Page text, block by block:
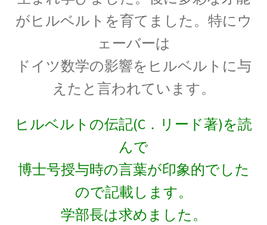
【ドップラー効果を定式化したオーストリア
人】
D・J・ボーム
E・O・ローレンス
【サイクロトロンを発明し人工放射
性元素を実現】
がヒルベルトを育てました。特にウ
ェーバーは
ドイツ数学の影響をヒルベルトに与
えたと言われています。
ヒルベルトの伝記(C．リード著)を読
んで
博士号授与時の言葉が印象的でした
ので記載します。
学部長は求めました。